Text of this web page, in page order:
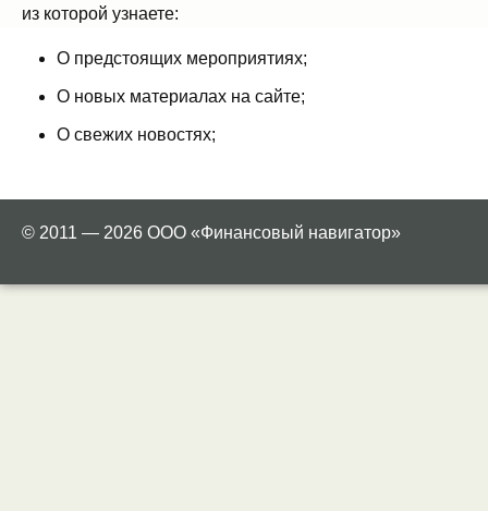
из которой узнаете:
О предстоящих мероприятиях;
О новых материалах на сайте;
О свежих новостях;
© 2011 — 2026 ООО «Финансовый навигатор»